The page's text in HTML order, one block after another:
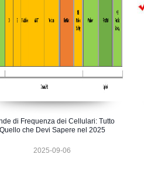
di Frequenza dei Cellulari: Tutto
che Devi Sapere nel 2025
2025-09-06